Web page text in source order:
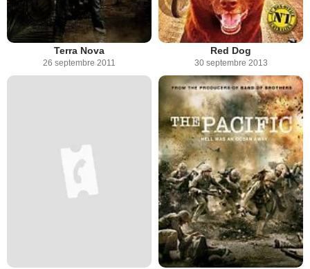
Terra Nova
26 septembre 2011
Red Dog
30 septembre 2013